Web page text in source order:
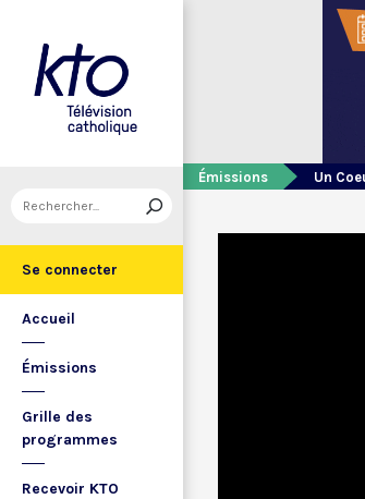
Se connecter
Accueil
Émissions
Grille des
programmes
Recevoir KTO
Émissions Un